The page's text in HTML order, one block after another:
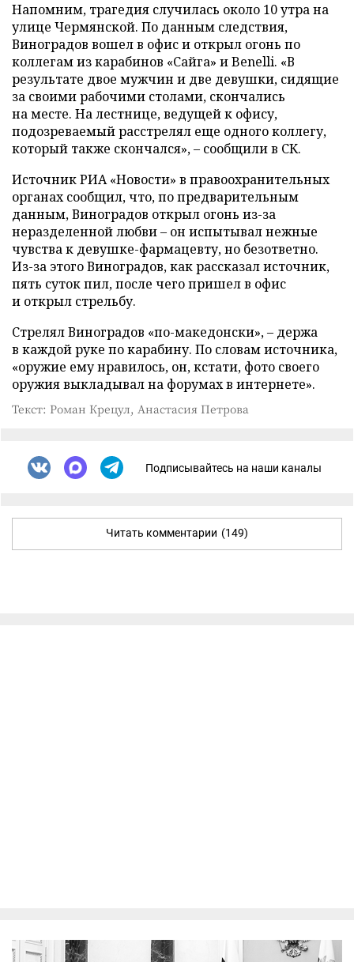
Напомним, трагедия случилась около 10 утра на
улице Чермянской. По данным следствия,
Виноградов вошел в офис и открыл огонь по
коллегам из карабинов «Сайга» и Benelli. «В
результате двое мужчин и две девушки, сидящие
за своими рабочими столами, скончались
на месте. На лестнице, ведущей к офису,
подозреваемый расстрелял еще одного коллегу,
который также скончался», – сообщили в СК.
Источник РИА «Новости» в правоохранительных
органах сообщил, что, по предварительным
данным, Виноградов открыл огонь из-за
неразделенной любви – он испытывал нежные
чувства к девушке-фармацевту, но безответно.
Из-за этого Виноградов, как рассказал источник,
пять суток пил, после чего пришел в офис
и открыл стрельбу.
Стрелял Виноградов «по-македонски», – держа
в каждой руке по карабину. По словам источника,
«оружие ему нравилось, он, кстати, фото своего
оружия выкладывал на форумах в интернете».
Текст: Роман Крецул, Анастасия Петрова
Подписывайтесь на наши каналы
Читать комментарии (149)